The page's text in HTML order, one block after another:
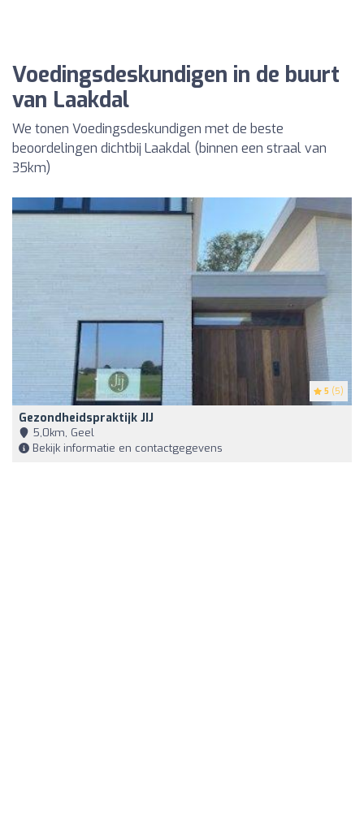
Voedingsdeskundigen in de buurt
van Laakdal
We tonen Voedingsdeskundigen met de beste
beoordelingen dichtbij Laakdal (binnen een straal van
35km)
5 (5)
Gezondheidspraktijk JIJ
5,0km, Geel
Bekijk informatie en contactgegevens